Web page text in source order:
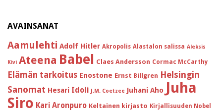
AVAINSANAT
Aamulehti Adolf Hitler Akropolis Alastalon salissa Aleksis
Kivi Ateena Babel Claes Andersson Cormac McCarthy
Elämän tarkoitus Enostone Ernst Billgren Helsingin
Sanomat Hesari Idoli J.M. Coetzee Juhani Aho Juha
Siro Kari Aronpuro Keltainen kirjasto Kirjallisuuden Nobel